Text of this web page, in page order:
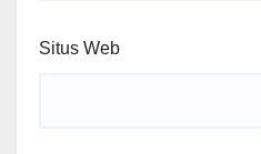
Situs Web